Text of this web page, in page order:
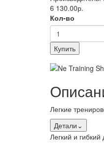
6 130.00р.
Кол-во
Купить
Легкие
Детали ⌄
Легкий и